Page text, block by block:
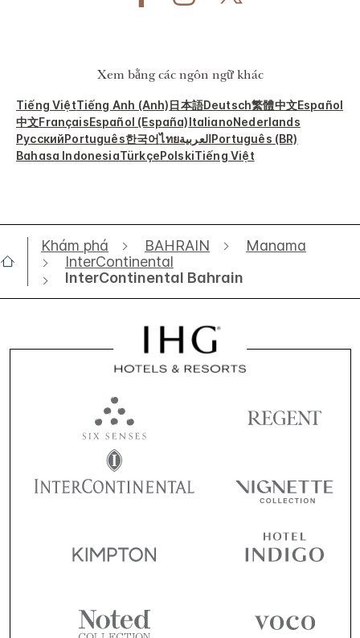
Xem bằng các ngôn ngữ khác
Tiếng ViệtTiếng Anh (Anh)日本語Deutsch繁體中文Español
中文FrançaisEspañol (España)ItalianoNederlands
РусскийPortuguês한국어ไทยالعربيةPortuguês (BR)
Bahasa IndonesiaTürkçePolskiTiếng Việt
Khám phá BAHRAIN
Manama
InterContinental
InterContinental Bahrain